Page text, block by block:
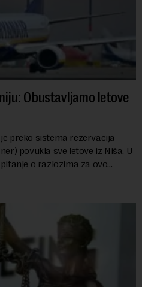
Obustavljamo letove
preko sistema rezervacija
povukla sve letove iz Niša. U
o razlozima za ovo